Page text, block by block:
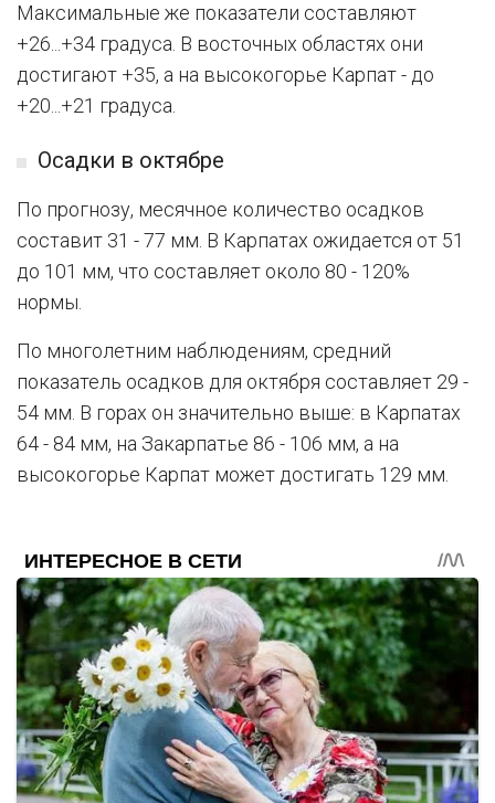
Максимальные же показатели составляют
+26...+34 градуса. В восточных областях они
достигают +35, а на высокогорье Карпат - до
+20...+21 градуса.
Осадки в октябре
По прогнозу, месячное количество осадков
составит 31 - 77 мм. В Карпатах ожидается от 51
до 101 мм, что составляет около 80 - 120%
нормы.
По многолетним наблюдениям, средний
показатель осадков для октября составляет 29 -
54 мм. В горах он значительно выше: в Карпатах
64 - 84 мм, на Закарпатье 86 - 106 мм, а на
высокогорье Карпат может достигать 129 мм.